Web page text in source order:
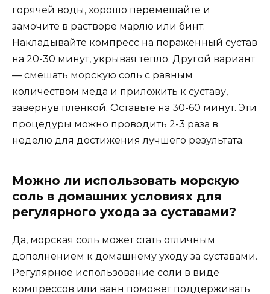
горячей воды, хорошо перемешайте и
замочите в растворе марлю или бинт.
Накладывайте компресс на поражённый сустав
на 20-30 минут, укрывая тепло. Другой вариант
— смешать морскую соль с равным
количеством меда и приложить к суставу,
завернув пленкой. Оставьте на 30-60 минут. Эти
процедуры можно проводить 2-3 раза в
неделю для достижения лучшего результата.
Можно ли использовать морскую
соль в домашних условиях для
регулярного ухода за суставами?
Да, морская соль может стать отличным
дополнением к домашнему уходу за суставами.
Регулярное использование соли в виде
компрессов или ванн поможет поддерживать